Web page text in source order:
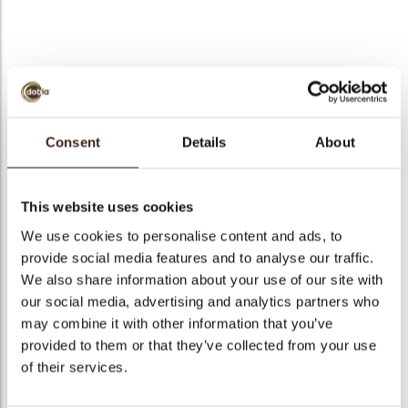
Consent Details About
This website uses cookies
We use cookies to personalise content and ads, to
provide social media features and to analyse our traffic.
We also share information about your use of our site with
our social media, advertising and analytics partners who
may combine it with other information that you’ve
provided to them or that they’ve collected from your use
of their services.
Twister dark/white 1.5
kg
Netto gewicht
Bruto gewicht
1.675 kg
Aantal stuks
3150
Vorm
Stick
Beschikbaarheid
Het hele jaar verkrijgbaar
Afmetingen
33 X 5 MM
Kleur